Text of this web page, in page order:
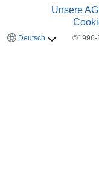
Unsere
Deutsch ©1996-